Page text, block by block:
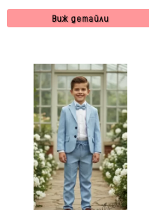
Виж детайли